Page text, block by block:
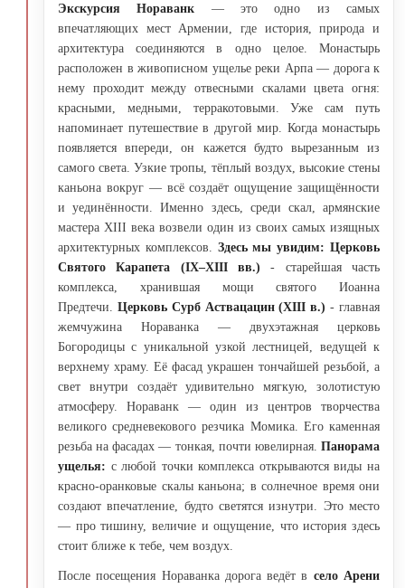
Экскурсия Нораванк — это одно из самых
впечатляющих мест Армении, где история, природа и
архитектура соединяются в одно целое. Монастырь
расположен в живописном ущелье реки Арпa — дорога к
нему проходит между отвесными скалами цвета огня:
красными, медными, терракотовыми. Уже сам путь
напоминает путешествие в другой мир. Когда монастырь
появляется впереди, он кажется будто вырезанным из
самого света. Узкие тропы, тёплый воздух, высокие стены
каньона вокруг — всё создаёт ощущение защищённости
и уединённости. Именно здесь, среди скал, армянские
мастера XIII века возвели один из своих самых изящных
архитектурных комплексов. Здесь мы увидим:Церковь
Святого Карапета (IX–XIII вв.)- старейшая часть
комплекса, хранившая мощи святого Иоанна
Предтечи. Церковь Сурб Аствацацин (XIII в.)- главная
жемчужина Нораванка — двухэтажная церковь
Богородицы с уникальной узкой лестницей, ведущей к
верхнему храму. Её фасад украшен тончайшей резьбой, а
свет внутри создаёт удивительно мягкую, золотистую
атмосферу. Нораванк — один из центров творчества
великого средневекового резчика Момика. Его каменная
резьба на фасадах — тонкая, почти ювелирная. Панорама
ущелья: с любой точки комплекса открываются виды на
красно-оранковые скалы каньона; в солнечное время они
создают впечатление, будто светятся изнутри. Это место
— про тишину, величие и ощущение, что история здесь
стоит ближе к тебе, чем воздух.
После посещения Нораванка дорога ведёт в село Арени